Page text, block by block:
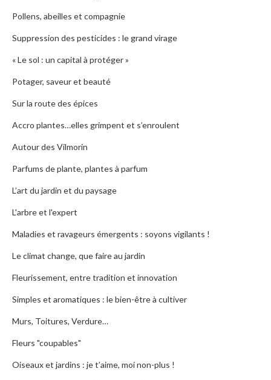
Pollens, abeilles et compagnie
Suppression des pesticides : le grand virage
« Le sol : un capital à protéger »
Potager, saveur et beauté
Sur la route des épices
Accro plantes…elles grimpent et s’enroulent
Autour des Vilmorin
Parfums de plante, plantes à parfum
L’art du jardin et du paysage
L'arbre et l'expert
Maladies et ravageurs émergents : soyons vigilants !
Le climat change, que faire au jardin
Fleurissement, entre tradition et innovation
Simples et aromatiques : le bien-être à cultiver
Murs, Toitures, Verdure…
Fleurs "coupables"
Oiseaux et jardins : je t’aime, moi non-plus !